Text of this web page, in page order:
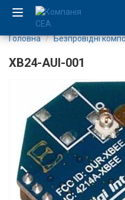
Компанія
Каталог
Виробництво
Послуги
Головна Безпровідні
XB24-AUI-001